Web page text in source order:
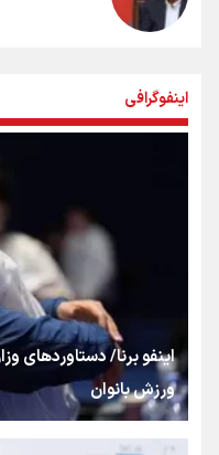
بنزین؛
«هورامان»؛
شکستگیِ
رسانه ملی و
اینفوگرافی
اینفو برنا/ دستاوردهای
ورزش بانوان